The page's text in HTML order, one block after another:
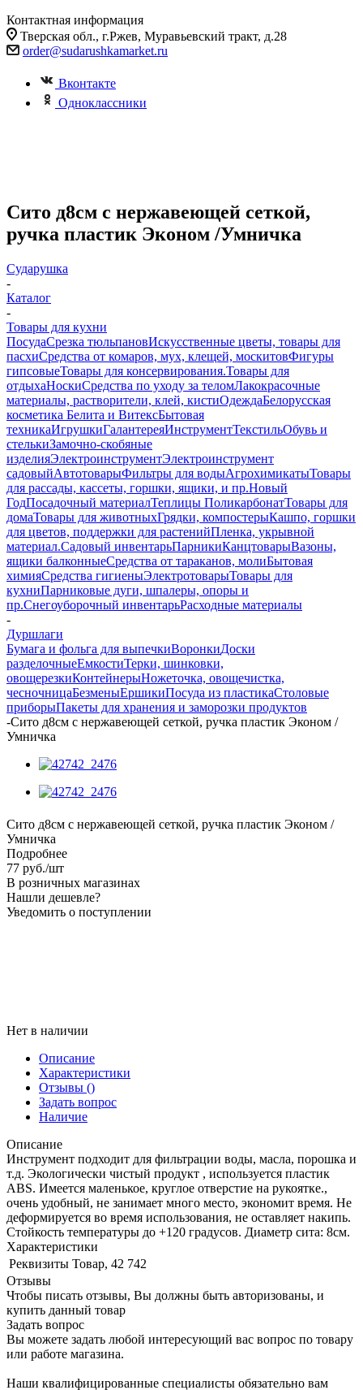
Контактная информация
Тверская обл., г.Ржев, Муравьевский тракт, д.28
order@sudarushkamarket.ru
Вконтакте
Одноклассники
Сито д8см с нержавеющей сеткой,
ручка пластик Эконом /Умничка
Сударушка
-
Каталог
-
Товары для кухни
ПосудаСрезка тюльпановИскусственные цветы, товары для
пасхиСредства от комаров, мух, клещей, москитовФигуры
гипсовыеТовары для консервирования.Товары для
отдыхаНоскиСредства по уходу за теломЛакокрасочные
материалы, растворители, клей, кистиОдеждаБелорусская
косметика Белита и ВитексБытовая
техникаИгрушкиГалантереяИнструментТекстильОбувь и
стелькиЗамочно-скобяные
изделияЭлектроинструментЭлектроинструмент
садовыйАвтотоварыФильтры для водыАгрохимикатыТовары
для рассады, кассеты, горшки, ящики, и пр.Новый
ГодПосадочный материалТеплицы ПоликарбонатТовары для
домаТовары для животныхГрядки, компостерыКашпо, горшки
для цветов, поддержки для растенийПленка, укрывной
материал.Садовый инвентарьПарникиКанцтоварыВазоны,
ящики балконныеСредства от тараканов, молиБытовая
химияСредства гигиеныЭлектротоварыТовары для
кухниПарниковые дуги, шпалеры, опоры и
пр.Снегоуборочный инвентарьРасходные материалы
-
Дуршлаги
Бумага и фольга для выпечкиВоронкиДоски
разделочныеЕмкостиТерки, шинковки,
овощерезкиКонтейнерыНожеточка, овощечистка,
чесночницаБезменыЕршикиПосуда из пластикаСтоловые
приборыПакеты для хранения и заморозки продуктов
-Сито д8см с нержавеющей сеткой, ручка пластик Эконом /
Умничка
Сито д8см с нержавеющей сеткой, ручка пластик Эконом /
Умничка
Подробнее
77 руб./шт
В розничных магазинах
Нашли дешевле?
Уведомить о поступлении
Нет в наличии
Описание
Характеристики
Отзывы ()
Задать вопрос
Наличие
Описание
Инструмент подходит для фильтрации воды, масла, порошка и
т.д. Экологически чистый продукт , используется пластик
ABS. Имеется маленькое, круглое отверстие на рукоятке.,
очень удобный, не занимает много место, экономит время. Не
деформируется во время использования, не оставляет накипь.
Стойкость температуры до +120 градусов. Диаметр сита: 8см.
Характеристики
Реквизиты Товар, 42 742
Отзывы
Чтобы писать отзывы, Вы должны быть авторизованы, и
купить данный товар
Задать вопрос
Вы можете задать любой интересующий вас вопрос по товару
или работе магазина.
Наши квалифицированные специалисты обязательно вам